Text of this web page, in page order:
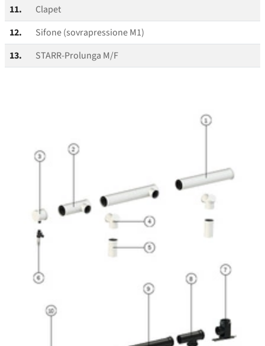
11.
Clapet
12.
Sifone (sovrapressione M1)
13.
STARR-Prolunga M/F